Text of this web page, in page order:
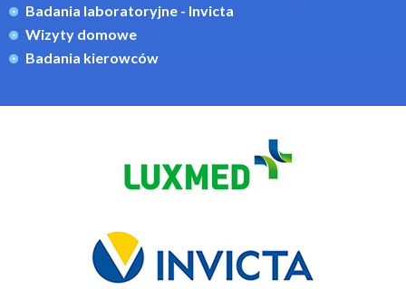
Badania laboratoryjne - Invicta
Wizyty domowe
Badania kierowców